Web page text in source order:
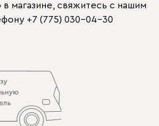
в магазине, свяжитесь с нашим
+7 (775) 030-04-30